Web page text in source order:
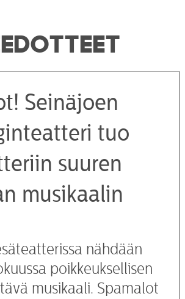
Seinäjoen
tuo
suuren
musikaalin
nähdään
poikkeuksellisen
musikaali. Spamalot